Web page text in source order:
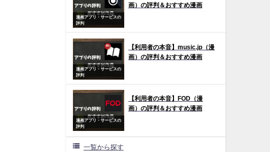
漫画アプリ・サービスの
評判
画）の評判＆おすすめ漫画
漫画アプリ・サービスの
評判
【利用者の本音】music.jp（漫
画）の評判＆おすすめ漫画
漫画アプリ・サービスの
評判
【利用者の本音】FOD（漫
画）の評判＆おすすめ漫画
一覧から探す